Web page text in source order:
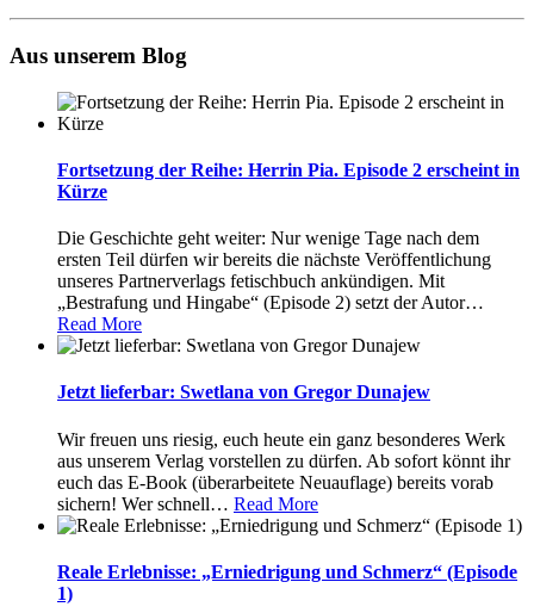
Aus unserem Blog
Fortsetzung der Reihe: Herrin Pia. Episode 2 erscheint in
Kürze
Die Geschichte geht weiter: Nur wenige Tage nach dem
ersten Teil dürfen wir bereits die nächste Veröffentlichung
unseres Partnerverlags fetischbuch ankündigen. Mit
„Bestrafung und Hingabe“ (Episode 2) setzt der Autor…
Read More
Jetzt lieferbar: Swetlana von Gregor Dunajew
Wir freuen uns riesig, euch heute ein ganz besonderes Werk
aus unserem Verlag vorstellen zu dürfen. Ab sofort könnt ihr
euch das E-Book (überarbeitete Neuauflage) bereits vorab
sichern! Wer schnell… Read More
Reale Erlebnisse: „Erniedrigung und Schmerz“ (Episode
1)